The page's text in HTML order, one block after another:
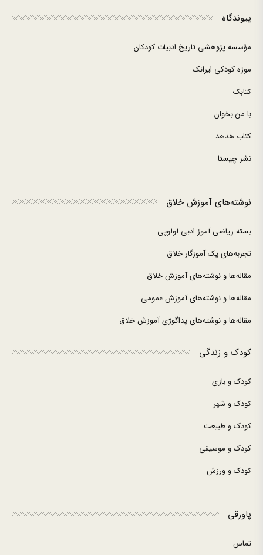
پیوندگاه
مؤسسه پژوهشی تاریخ ادبیات کودکان
موزه کودکی ایرانک
کتابک
با من بخوان
کتاب هدهد
نشر چیستا
نوشته‌های آموزش خلاق
بسته ریاضی آموز ادبی لولوپی
تجربه‌های یک آموزگار خلاق
مقاله‌ها و نوشته‌های آموزش خلاق
مقاله‌ها و نوشته‌های آموزش عمومی
مقاله‌ها و نوشته‌های پداگوژی آموزش خلاق
کودک و زندگی
کودک و بازی
کودک و شهر
کودک و طبیعت
کودک و موسیقی
کودک و ورزش
پاورقی
تماس